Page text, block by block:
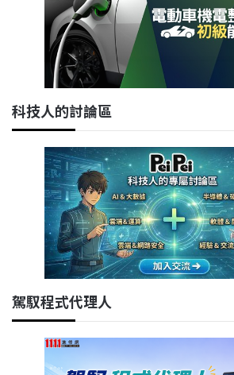
科技人的討論區
駕馭程式代理人